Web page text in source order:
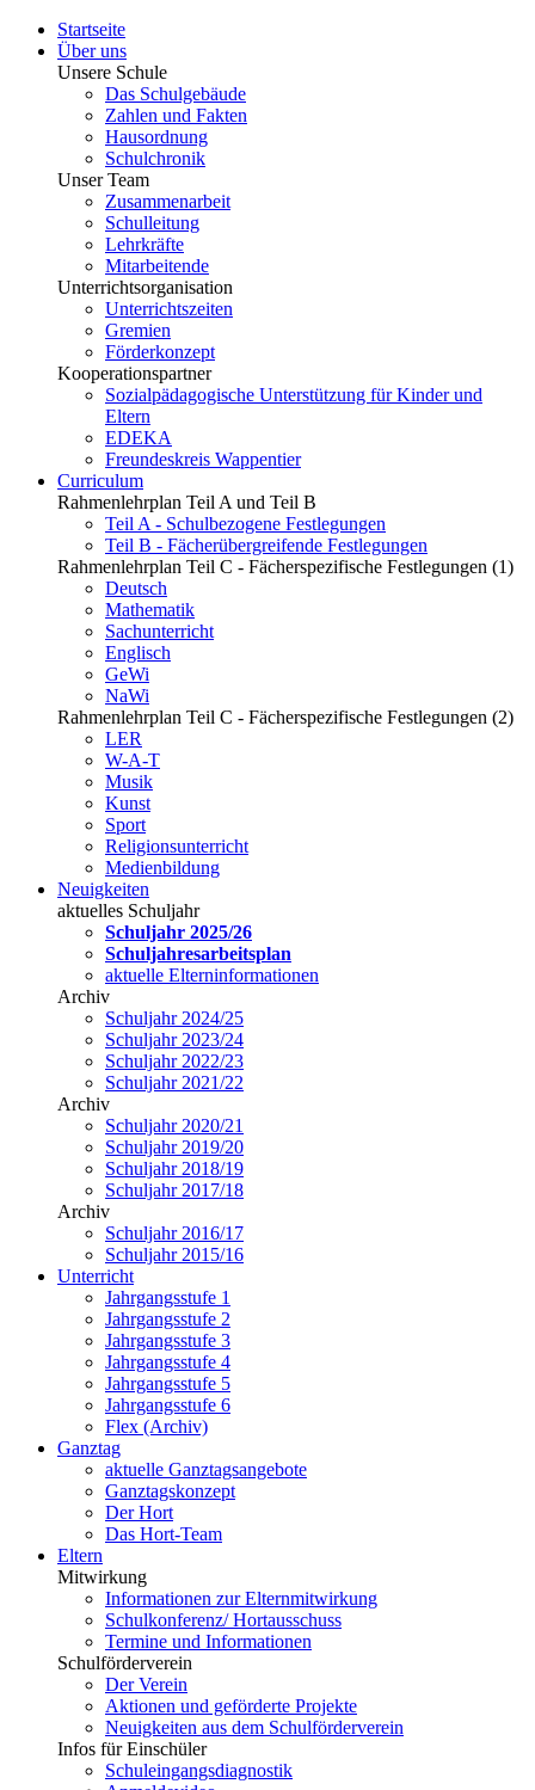
Startseite
Über uns
Unsere Schule
Das Schulgebäude
Zahlen und Fakten
Hausordnung
Schulchronik
Unser Team
Zusammenarbeit
Schulleitung
Lehrkräfte
Mitarbeitende
Unterrichtsorganisation
Unterrichtszeiten
Gremien
Förderkonzept
Kooperationspartner
Sozialpädagogische Unterstützung für Kinder und
Eltern
EDEKA
Freundeskreis Wappentier
Curriculum
Rahmenlehrplan Teil A und Teil B
Teil A - Schulbezogene Festlegungen
Teil B - Fächerübergreifende Festlegungen
Rahmenlehrplan Teil C - Fächerspezifische Festlegungen (1)
Deutsch
Mathematik
Sachunterricht
Englisch
GeWi
NaWi
Rahmenlehrplan Teil C - Fächerspezifische Festlegungen (2)
LER
W-A-T
Musik
Kunst
Sport
Religionsunterricht
Medienbildung
Neuigkeiten
aktuelles Schuljahr
Schuljahr 2025/26
Schuljahresarbeitsplan
aktuelle Elterninformationen
Archiv
Schuljahr 2024/25
Schuljahr 2023/24
Schuljahr 2022/23
Schuljahr 2021/22
Archiv
Schuljahr 2020/21
Schuljahr 2019/20
Schuljahr 2018/19
Schuljahr 2017/18
Archiv
Schuljahr 2016/17
Schuljahr 2015/16
Unterricht
Jahrgangsstufe 1
Jahrgangsstufe 2
Jahrgangsstufe 3
Jahrgangsstufe 4
Jahrgangsstufe 5
Jahrgangsstufe 6
Flex (Archiv)
Ganztag
aktuelle Ganztagsangebote
Ganztagskonzept
Der Hort
Das Hort-Team
Eltern
Mitwirkung
Informationen zur Elternmitwirkung
Schulkonferenz/ Hortausschuss
Termine und Informationen
Schulförderverein
Der Verein
Aktionen und geförderte Projekte
Neuigkeiten aus dem Schulförderverein
Infos für Einschüler
Schuleingangsdiagnostik